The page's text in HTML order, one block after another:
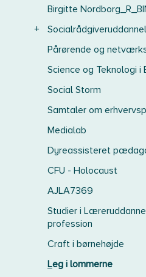
Birgitte
+
Pårørende og
Science og Teknologi i
Social Storm
Samtaler om
Medialab
Dyreassisteret
CFU - Holocaust
AJLA7369
Studier i
profession
Craft i børnehøjde
Leg i lommerne